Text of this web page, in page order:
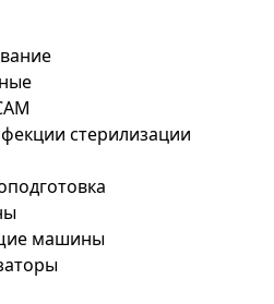
стерилизации
машины